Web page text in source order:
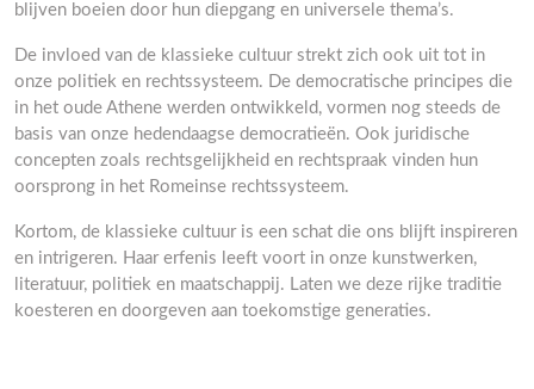
blijven boeien door hun diepgang en universele thema’s.
De invloed van de klassieke cultuur strekt zich ook uit tot in
onze politiek en rechtssysteem. De democratische principes die
in het oude Athene werden ontwikkeld, vormen nog steeds de
basis van onze hedendaagse democratieën. Ook juridische
concepten zoals rechtsgelijkheid en rechtspraak vinden hun
oorsprong in het Romeinse rechtssysteem.
Kortom, de klassieke cultuur is een schat die ons blijft inspireren
en intrigeren. Haar erfenis leeft voort in onze kunstwerken,
literatuur, politiek en maatschappij. Laten we deze rijke traditie
koesteren en doorgeven aan toekomstige generaties.